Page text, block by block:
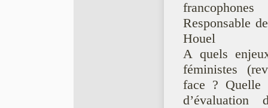
francophones
Responsable
Houel
A quels
féministes
face ? Quelle
d’évaluation